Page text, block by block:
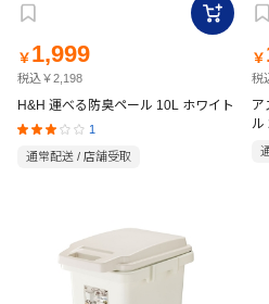
￥ 1,999
税込￥2,198
H&H 運べる防臭ペール 10L ホワイト
1
通常配送 / 店舗受取
￥
税
ア
ル